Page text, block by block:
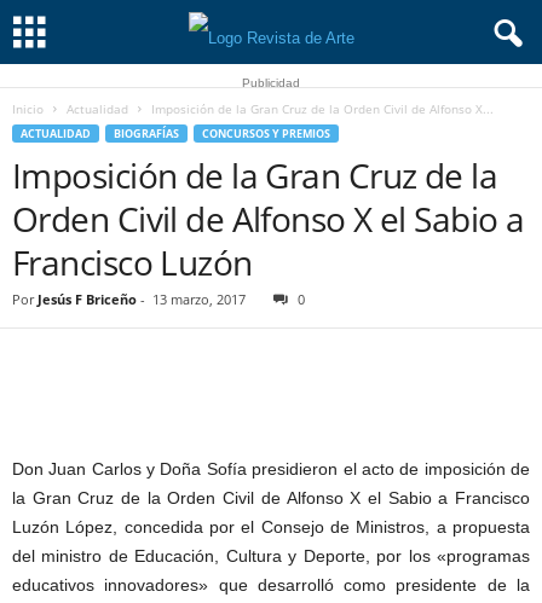
Publicidad
Inicio Actualidad Imposición de la Gran Cruz de la Orden Civil de Alfonso X...
ACTUALIDAD BIOGRAFÍAS CONCURSOS Y PREMIOS
Imposición de la Gran Cruz de la
Orden Civil de Alfonso X el Sabio a
Francisco Luzón
Por Jesús F Briceño - 13 marzo, 2017 0
Don Juan Carlos y Doña Sofía presidieron el acto de imposición de
la Gran Cruz de la Orden Civil de Alfonso X el Sabio a Francisco
Luzón López, concedida por el Consejo de Ministros, a propuesta
del ministro de Educación, Cultura y Deporte, por los «programas
educativos innovadores» que desarrolló como presidente de la